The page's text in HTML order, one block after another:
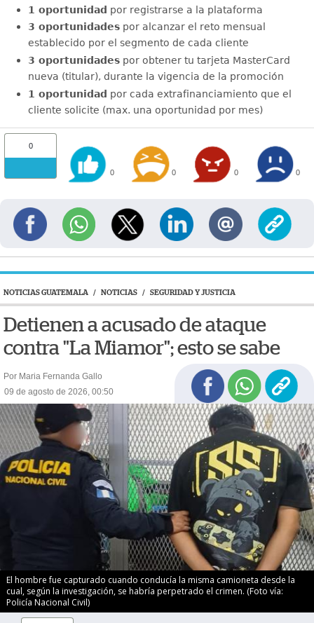
1 oportunidad por registrarse a la plataforma
3 oportunidades por alcanzar el reto mensual
establecido por el segmento de cada cliente
3 oportunidades por obtener tu tarjeta MasterCard
nueva (titular), durante la vigencia de la promoción
1 oportunidad por cada extrafinanciamiento que el
cliente solicite (max. una oportunidad por mes)
0
0 0 0 0
NOTICIAS GUATEMALA / NOTICIAS / SEGURIDAD Y JUSTICIA
Detienen a acusado de ataque
contra "La Miamor"; esto se sabe
Por Maria Fernanda Gallo
09 de agosto de 2026, 00:50
El hombre fue capturado cuando conducía la misma camioneta desde la
cual, según la investigación, se habría perpetrado el crimen. (Foto vía:
Policía Nacional Civil)